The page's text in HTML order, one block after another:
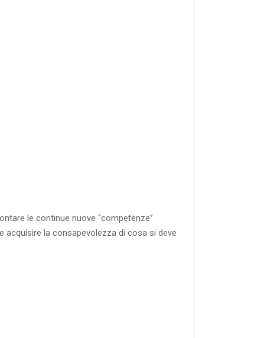
le continue nuove “competenze”
la consapevolezza di cosa si deve